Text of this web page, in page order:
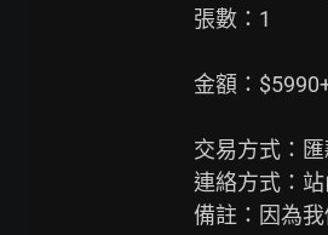
張數：1
金額：
交易方式：
連絡方式：
備註：因為